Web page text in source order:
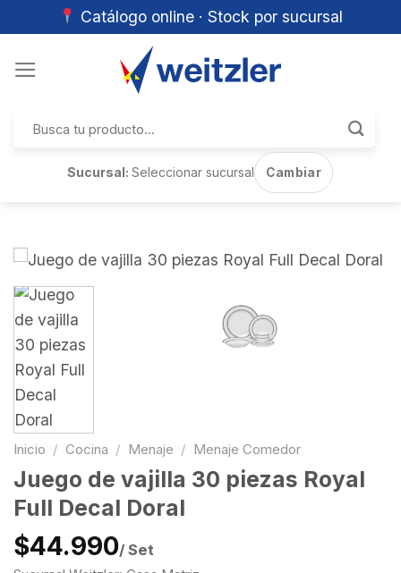
Catálogo online · Stock por sucursal
por:
Sucursal:Seleccionar sucursal Cambiar
Inicio / Cocina / Menaje / Menaje Comedor
Juego de vajilla 30 piezas Royal
Full Decal Doral
$44.990/ Set